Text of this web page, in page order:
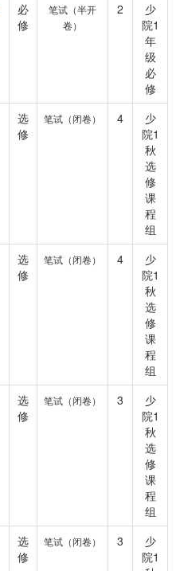
必
修
笔试（半开
卷）
2
少
院1
年
级
必
修
选
修
笔试（闭卷） 4
少
院1
秋
选
修
课
程
组
选
修
笔试（闭卷） 4
少
院1
秋
选
修
课
程
组
选
修
笔试（闭卷） 3
少
院1
秋
选
修
课
程
组
选
修
笔试（闭卷） 3
少
院1